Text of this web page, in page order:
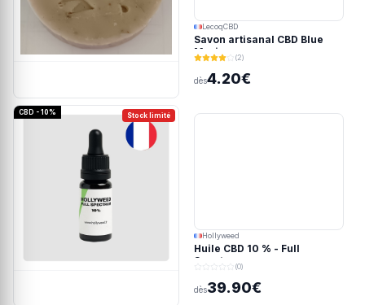
LecoqCBD
Savon artisanal CBD Blue
Meringue
(2)
dès4.20€
Stock limité
CBD - 10%
Hollyweed
Huile CBD 10 % - Full
Spectrum
(0)
dès39.90€